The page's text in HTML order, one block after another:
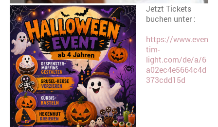
Jetzt Tickets
buchen unter :
https://www.even
tim-
light.com/de/a/6
a02ec4e5664c4d
373cdd15d